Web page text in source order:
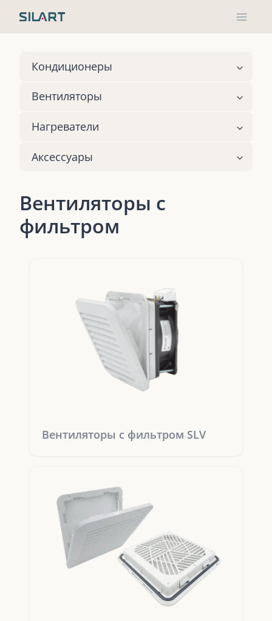
Кондиционеры
Вентиляторы
Нагреватели
Аксессуары
Вентиляторы с
фильтром
Вентиляторы с фильтром SLV